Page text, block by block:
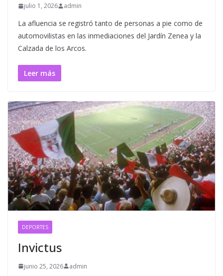
julio 1, 2026 admin
La afluencia se registró tanto de personas a pie como de
automovilistas en las inmediaciones del Jardín Zenea y la
Calzada de los Arcos.
Leer más
DEPORTES
Invictus
junio 25, 2026 admin